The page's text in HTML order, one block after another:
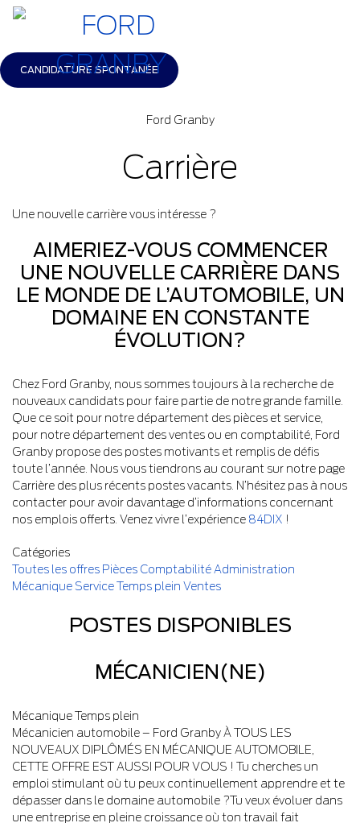
CANDIDATURE SPONTANÉE
Ford Granby
Carrière
Une nouvelle carrière vous intéresse ?
AIMERIEZ-VOUS COMMENCER
UNE NOUVELLE CARRIÈRE DANS
LE MONDE DE L’AUTOMOBILE, UN
DOMAINE EN CONSTANTE
ÉVOLUTION?
Chez Ford Granby, nous sommes toujours à la recherche de
nouveaux candidats pour faire partie de notre grande famille.
Que ce soit pour notre département des pièces et service,
pour notre département des ventes ou en comptabilité, Ford
Granby propose des postes motivants et remplis de défis
toute l’année. Nous vous tiendrons au courant sur notre page
Carrière des plus récents postes vacants. N’hésitez pas à nous
contacter pour avoir davantage d’informations concernant
nos emplois offerts. Venez vivre l’expérience 84DIX !
Catégories
Toutes les offres Pièces Comptabilité Administration
MécaniqueServiceTemps plein Ventes
POSTES DISPONIBLES
MÉCANICIEN(NE)
MécaniqueTemps plein
Mécanicien automobile – Ford Granby À TOUS LES
NOUVEAUX DIPLÔMÉS EN MÉCANIQUE AUTOMOBILE,
CETTE OFFRE EST AUSSI POUR VOUS ! Tu cherches un
emploi stimulant où tu peux continuellement apprendre et te
dépasser dans le domaine automobile ?Tu veux évoluer dans
une entreprise en pleine croissance où ton travail fait